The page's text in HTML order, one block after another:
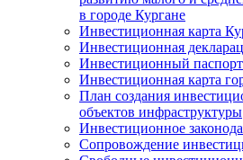
в городе Кургане
Инвестиционная карта
Инвестиционная
Инвестиционный паспорт
Инвестиционная карта
План создания
объектов инфраструктуры
Инвестиционное
Сопровождение